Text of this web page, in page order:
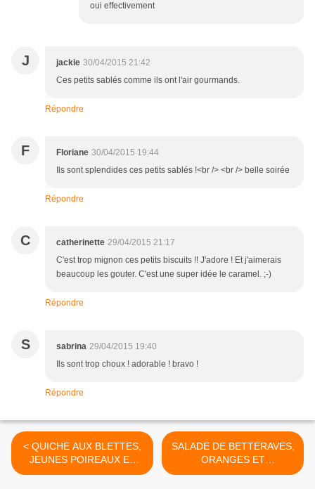
oui effectivement
J jackie 30/04/2015 21:42
Ces petits sablés comme ils ont l'air gourmands.
Répondre
F Floriane 30/04/2015 19:44
Ils sont splendides ces petits sablés !<br /> <br /> belle soirée
Répondre
C catherinette 29/04/2015 21:17
C'est trop mignon ces petits biscuits !! J'adore ! Et j'aimerais
beaucoup les gouter. C'est une super idée le caramel. ;-)
Répondre
S sabrina 29/04/2015 19:40
Ils sont trop choux ! adorable ! bravo !
Répondre
< QUICHE AUX BLETTES,
JEUNES POIREAUX ET
JAMBON
SALADE DE BETTERAVES,
ORANGES ET
MOZZARELLA >